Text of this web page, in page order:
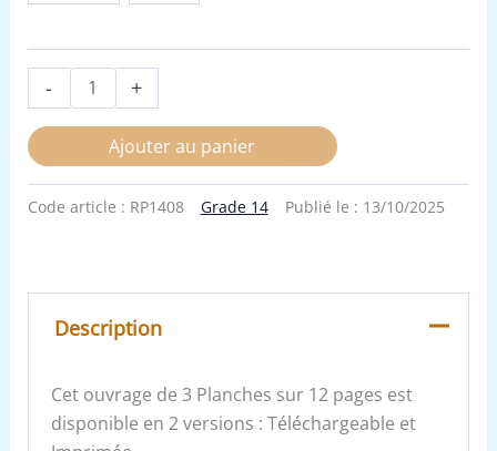
- +
Ajouter au panier
Code article : RP1408 Grade 14 Publié le : 13/10/2025
Description
Cet ouvrage de 3 Planches sur 12 pages est
disponible en 2 versions : Téléchargeable et